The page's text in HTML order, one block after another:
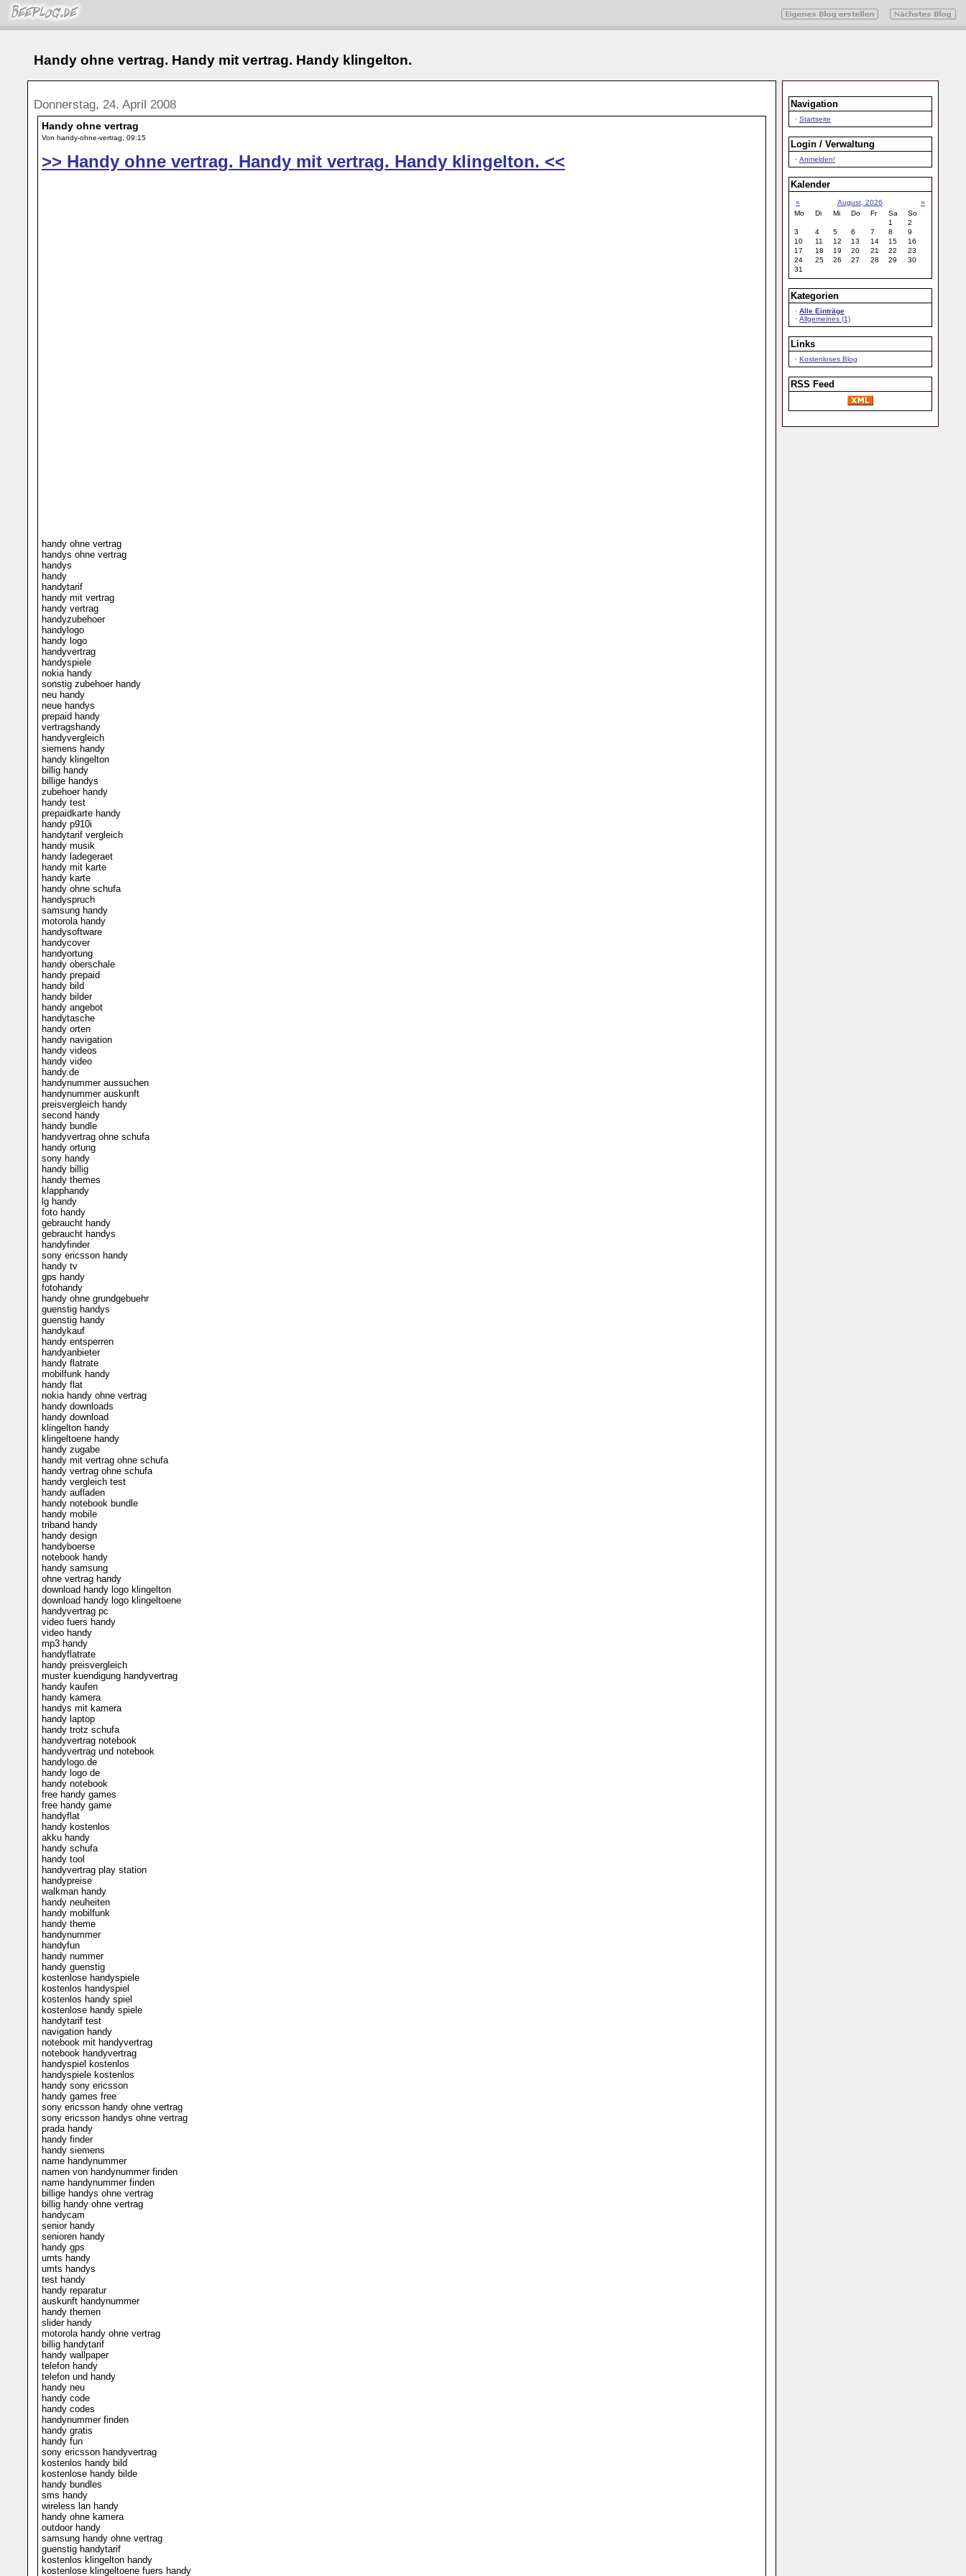
Handy ohne vertrag. Handy mit vertrag. Handy klingelton.
Donnerstag, 24. April 2008
Handy ohne vertrag
Von handy-ohne-vertrag, 09:15
>> Handy ohne vertrag. Handy mit vertrag. Handy klingelton. <<
handy ohne vertrag
handys ohne vertrag
handys
handy
handytarif
handy mit vertrag
handy vertrag
handyzubehoer
handylogo
handy logo
handyvertrag
handyspiele
nokia handy
sonstig zubehoer handy
neu handy
neue handys
prepaid handy
vertragshandy
handyvergleich
siemens handy
handy klingelton
billig handy
billige handys
zubehoer handy
handy test
prepaidkarte handy
handy p910i
handytarif vergleich
handy musik
handy ladegeraet
handy mit karte
handy karte
handy ohne schufa
handyspruch
samsung handy
motorola handy
handysoftware
handycover
handyortung
handy oberschale
handy prepaid
handy bild
handy bilder
handy angebot
handytasche
handy orten
handy navigation
handy videos
handy video
handy.de
handynummer aussuchen
handynummer auskunft
preisvergleich handy
second handy
handy bundle
handyvertrag ohne schufa
handy ortung
sony handy
handy billig
handy themes
klapphandy
lg handy
foto handy
gebraucht handy
gebraucht handys
handyfinder
sony ericsson handy
handy tv
gps handy
fotohandy
handy ohne grundgebuehr
guenstig handys
guenstig handy
handykauf
handy entsperren
handyanbieter
handy flatrate
mobilfunk handy
handy flat
nokia handy ohne vertrag
handy downloads
handy download
klingelton handy
klingeltoene handy
handy zugabe
handy mit vertrag ohne schufa
handy vertrag ohne schufa
handy vergleich test
handy aufladen
handy notebook bundle
handy mobile
triband handy
handy design
handyboerse
notebook handy
handy samsung
ohne vertrag handy
download handy logo klingelton
download handy logo klingeltoene
handyvertrag pc
video fuers handy
video handy
mp3 handy
handyflatrate
handy preisvergleich
muster kuendigung handyvertrag
handy kaufen
handy kamera
handys mit kamera
handy laptop
handy trotz schufa
handyvertrag notebook
handyvertrag und notebook
handylogo.de
handy logo de
handy notebook
free handy games
free handy game
handyflat
handy kostenlos
akku handy
handy schufa
handy tool
handyvertrag play station
handypreise
walkman handy
handy neuheiten
handy mobilfunk
handy theme
handynummer
handyfun
handy nummer
handy guenstig
kostenlose handyspiele
kostenlos handyspiel
kostenlos handy spiel
kostenlose handy spiele
handytarif test
navigation handy
notebook mit handyvertrag
notebook handyvertrag
handyspiel kostenlos
handyspiele kostenlos
handy sony ericsson
handy games free
sony ericsson handy ohne vertrag
sony ericsson handys ohne vertrag
prada handy
handy finder
handy siemens
name handynummer
namen von handynummer finden
name handynummer finden
billige handys ohne vertrag
billig handy ohne vertrag
handycam
senior handy
senioren handy
handy gps
umts handy
umts handys
test handy
handy reparatur
auskunft handynummer
handy themen
slider handy
motorola handy ohne vertrag
billig handytarif
handy wallpaper
telefon handy
telefon und handy
handy neu
handy code
handy codes
handynummer finden
handy gratis
handy fun
sony ericsson handyvertrag
kostenlos handy bild
kostenlose handy bilde
handy bundles
sms handy
wireless lan handy
handy ohne kamera
outdoor handy
samsung handy ohne vertrag
guenstig handytarif
kostenlos klingelton handy
kostenlose klingeltoene fuers handy
Navigation
· Startseite
Login / Verwaltung
· Anmelden!
Kalender
« August, 2026
»
Mo
Di Mi Do Fr Sa
So
1
2
3
4 5 6 7 8
9
10
11 12 13 14 15
16
17
18 19 20 21 22
23
24
25 26 27 28 29
30
31
Kategorien
· Alle Einträge
· Allgemeines (1)
Links
· Kostenloses Blog
RSS Feed